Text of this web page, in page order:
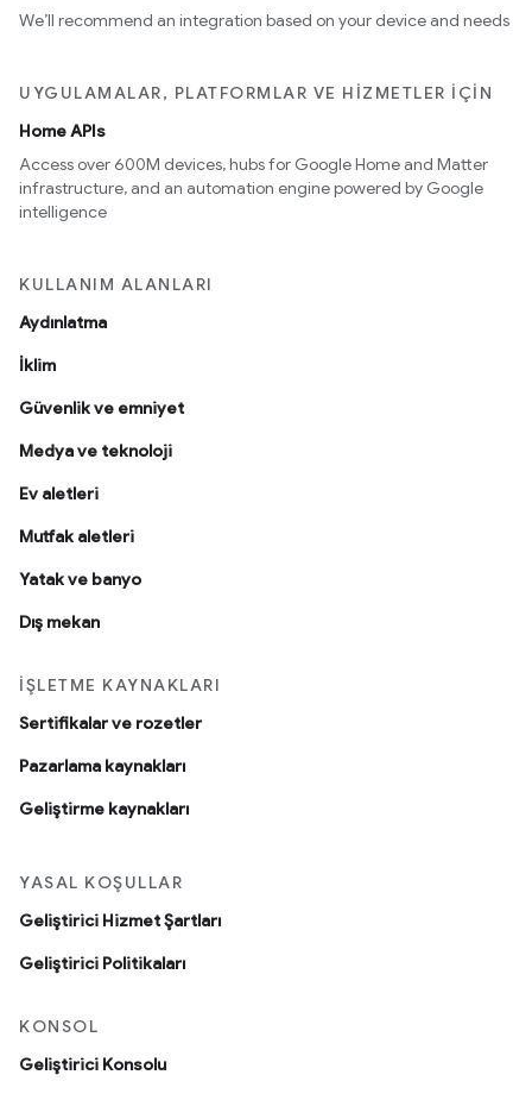
We’ll recommend an integration based on your device and needs
UYGULAMALAR, PLATFORMLAR VE HIZMETLER IÇIN
Home APIs
Access over 600M devices, hubs for Google Home and Matter
infrastructure, and an automation engine powered by Google
intelligence
KULLANIM ALANLARI
Aydınlatma
İklim
Güvenlik ve emniyet
Medya ve teknoloji
Ev aletleri
Mutfak aletleri
Yatak ve banyo
Dış mekan
İŞLETME KAYNAKLARI
Sertifikalar ve rozetler
Pazarlama kaynakları
Geliştirme kaynakları
YASAL KOŞULLAR
Geliştirici Hizmet Şartları
Geliştirici Politikaları
KONSOL
Geliştirici Konsolu